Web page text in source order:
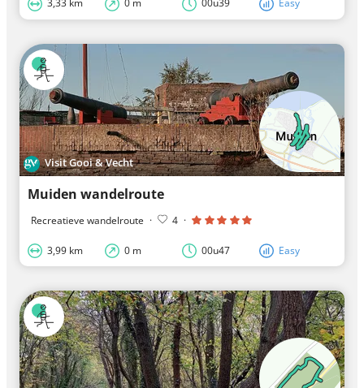
Visit Gooi & Vecht
Muiden wandelroute
Recreatieve wandelroute · 4 ·
3,99 km 0 m 00u47 Easy